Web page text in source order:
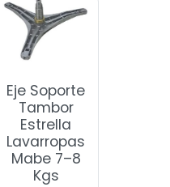
Eje Soporte
Tambor
Estrella
Lavarropas
Mabe 7–8
Kgs